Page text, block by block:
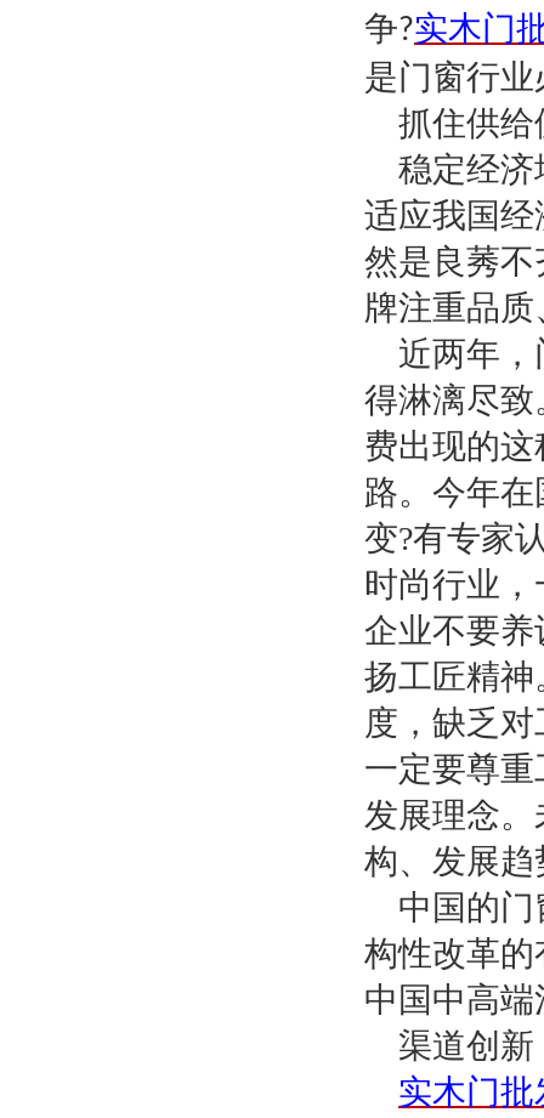
争?实木门
是门窗行
抓住供给
稳定经济
适应我国
然是良莠
牌注重品
近两年
得淋漓尽
费出现的
路。今年
变?有专家
时尚行业
企业不要
扬工匠精
度，缺乏
一定要尊
发展理念
构、发展
中国的
构性改革
中国中高
渠道创
实木门批